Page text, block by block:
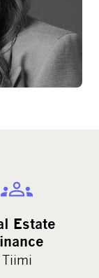
Estate
Tiimi